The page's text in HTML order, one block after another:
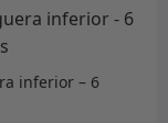
inferior – 6